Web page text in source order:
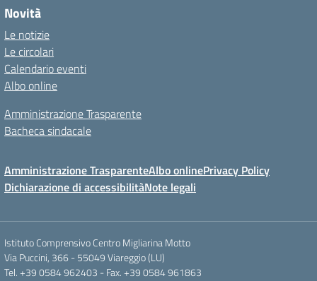
Novità
Le notizie
Le circolari
Calendario eventi
Albo online
Amministrazione Trasparente
Bacheca sindacale
Amministrazione TrasparenteAlbo onlinePrivacy Policy
Dichiarazione di accessibilitàNote legali
Istituto Comprensivo Centro Migliarina Motto
Via Puccini, 366 - 55049 Viareggio (LU)
Tel. +39 0584 962403 - Fax. +39 0584 961863